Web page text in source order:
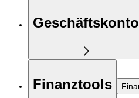
Geschäftskonto
Finanztools